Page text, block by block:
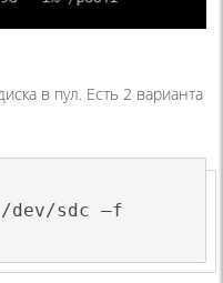
в пул. Есть 2 варианта
dev/sdc –f